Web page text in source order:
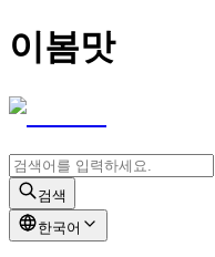
이봄맛
검색
한국어